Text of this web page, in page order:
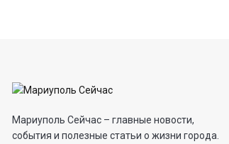
Мариуполь Сейчас – главные новости,
события и полезные статьи о жизни города.